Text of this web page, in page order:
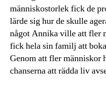
människostorlek fick de
lärde sig hur de skulle
något Annika ville att fler
fick hela sin familj att
Genom att fler människor
chanserna att rädda liv